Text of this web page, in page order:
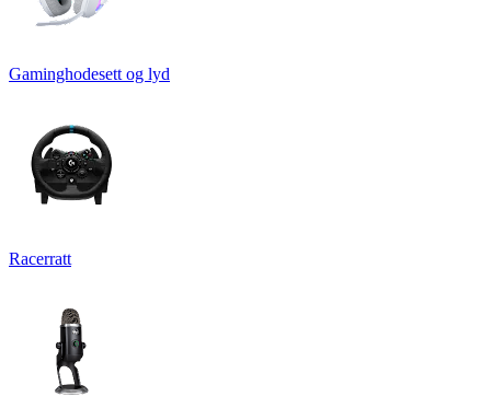
Gaminghodesett og lyd
Racerratt